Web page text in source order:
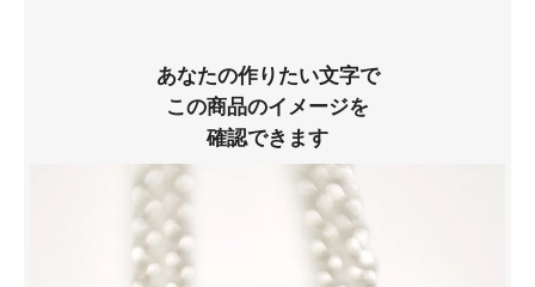
あなたの作りたい文字で
この商品のイメージを
確認できます